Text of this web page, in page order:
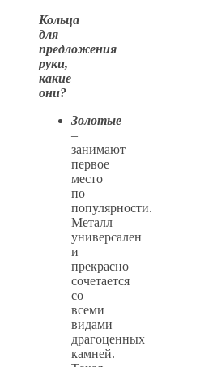
Кольца
для
предложения
руки,
какие
они?
Золотые
–
занимают
первое
место
по
популярности.
Металл
универсален
и
прекрасно
сочетается
со
всеми
видами
драгоценных
камней.